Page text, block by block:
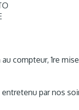
compteur, 1re
par nos